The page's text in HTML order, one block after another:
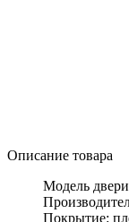
Описание товара
Модель
Покрытие: